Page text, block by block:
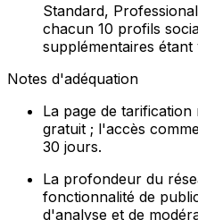
Standard,
chacun 10 profils
supplémentaires
Notes d'adéquation
La page de
gratuit ; l'accès
30 jours.
La profondeur du
fonctionnalité de
d'analyse et de